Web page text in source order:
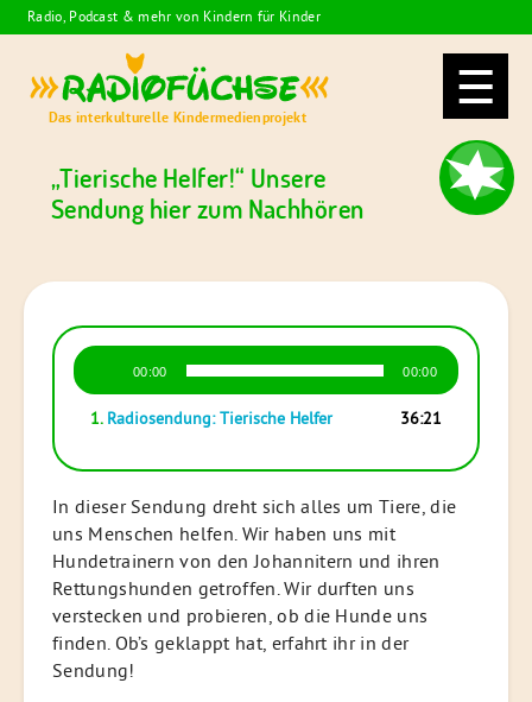
Skip
to
Radio, Podcast & mehr von Kindern für Kinder
Radiofüchse
Das interkulturelle Kindermedienprojekt
„Tierische Helfer!“ Unsere
Sendung hier zum Nachhören
Audio-
Player
00:00 00:00
1. Radiosendung: Tierische Helfer 36:21
In dieser Sendung dreht sich alles um Tiere, die
uns Menschen helfen. Wir haben uns mit
Hundetrainern von den Johannitern und ihren
Rettungshunden getroffen. Wir durften uns
verstecken und probieren, ob die Hunde uns
finden. Ob’s geklappt hat, erfahrt ihr in der
Sendung!